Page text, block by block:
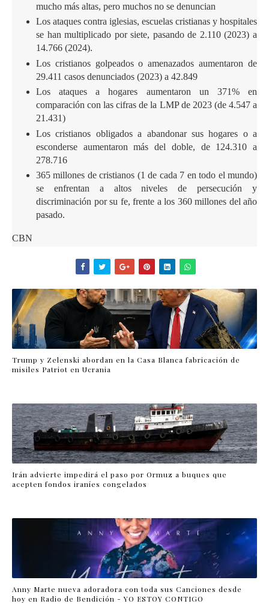
mucho más altas, pero muchos no se denuncian
Los ataques contra iglesias, escuelas cristianas y hospitales
se han multiplicado por siete, pasando de 2.110 (2023) a
14.766 (2024).
Los cristianos golpeados o amenazados aumentaron de
29.411 casos denunciados (2023) a 42.849
Los ataques a hogares aumentaron un 371% en
comparación con las cifras de la LMP de 2023 (de 4.547 a
21.431)
Los cristianos obligados a abandonar sus hogares o a
esconderse aumentaron más del doble, de 124.310 a
278.716
365 millones de cristianos (1 de cada 7 en todo el mundo)
se enfrentan a altos niveles de persecución y
discriminación por su fe, frente a los 360 millones del año
pasado.
CBN
Trump y Zelenski abordan en la Casa Blanca fabricación de
misiles Patriot en Ucrania
Irán advierte impedirá el paso por Ormuz a buques que
acepten fondos iraníes congelados
Anny Marte nueva adoradora con toda sus Canciones desde
hoy en Radio de Bendición - YO ESTOY CONTIGO